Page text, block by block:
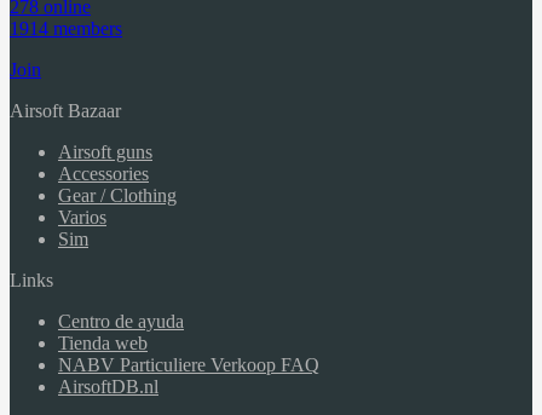
278 online
1914 members
Join
Airsoft Bazaar
Airsoft guns
Accessories
Gear / Clothing
Varios
Sim
Links
Centro de ayuda
Tienda web
NABV Particuliere Verkoop FAQ
AirsoftDB.nl